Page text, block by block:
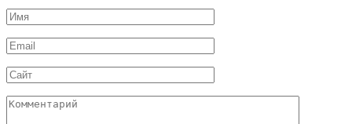
Имя
*
Email
*
Сайт
Комментарий